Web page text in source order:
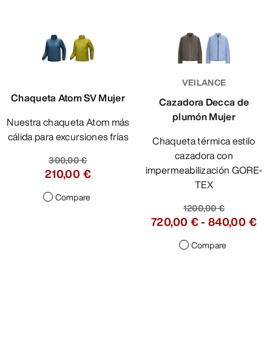
Chaqueta Atom SV Mujer
Nuestra chaqueta Atom más
cálida para excursiones frías
300,00 €
210,00 €
Compare
VEILANCE
Cazadora Decca de
plumón Mujer
Chaqueta térmica estilo
cazadora con
impermeabilización GORE-
TEX
1200,00 €
720,00 €-840,00 €
Compare